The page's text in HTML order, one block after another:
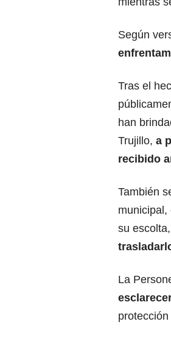
Según
Tras el
han
Trujillo, a
recibido
También
municipal,
su
La